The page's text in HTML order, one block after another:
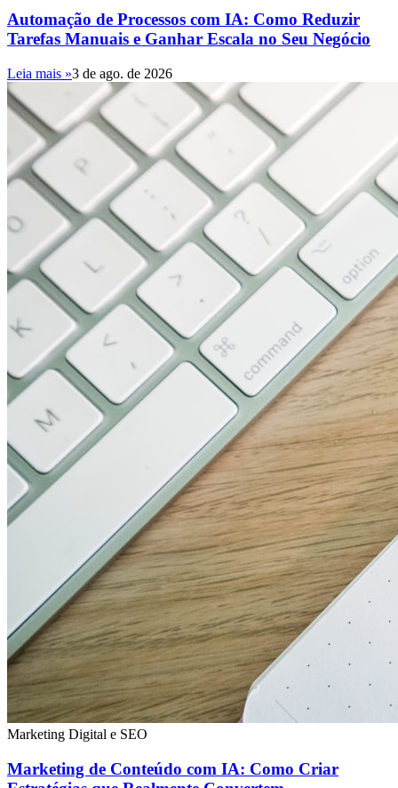
Automação de Processos com IA: Como Reduzir
Tarefas Manuais e Ganhar Escala no Seu Negócio
Leia mais »3 de ago. de 2026
Marketing Digital e SEO
Marketing de Conteúdo com IA: Como Criar